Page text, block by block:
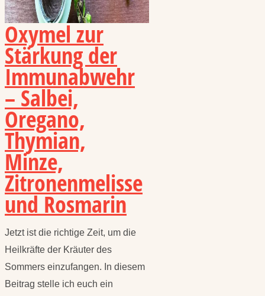
Oxymel zur
Stärkung der
Immunabwehr
– Salbei,
Oregano,
Thymian,
Minze,
Zitronenmelisse
und Rosmarin
Jetzt ist die richtige Zeit, um die
Heilkräfte der Kräuter des
Sommers einzufangen. In diesem
Beitrag stelle ich euch ein